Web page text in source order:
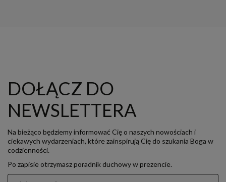
DOŁĄCZ DO
NEWSLETTERA
Na bieżąco będziemy informować Cię o naszych nowościach i
ciekawych wydarzeniach, które zainspirują Cię do szukania Boga w
codzienności.
Po zapisie otrzymasz poradnik duchowy w prezencie.